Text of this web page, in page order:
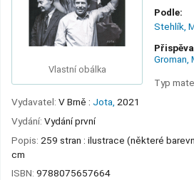
Vlastní obálka
Podle:
Stehlík,
Groman,
Typ
Vydavatel: V Brně : Jota, 2021
Vydání: Vydání první
Popis: 259 stran : ilustrace (některé
cm
ISBN: 9788075657664